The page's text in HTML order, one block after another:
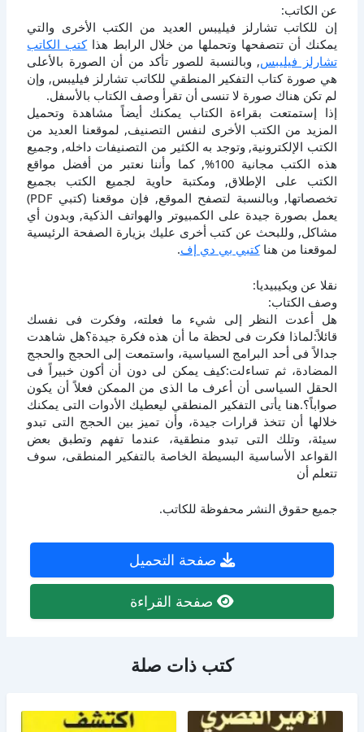
عن الكاتب:
إن للكاتب تشارلز فيليبس العديد من الكتب الأخرى والتي
يمكنك أن تتصفحها وتحملها من خلال الرابط هذاكتب الكاتب
تشارلز فيليبس, وبالنسبة للصور تأكد من أن الصورة بالأعلى
هي صورة كتاب التفكير المنطقي للكاتب تشارلز فيليبس, وإن
لم تكن هناك صورة لا تنسى أن تقرأ وصف الكتاب بالأسفل.
إذا إستمتعت بقراءة الكتاب يمكنك أيضاً مشاهدة وتحميل
المزيد من الكتب الأخرى لنفس التصنيف, لموقعنا العديد من
الكتب الإلكترونية, وتوجد به الكثير من التصنيفات داخله, وجميع
هذه الكتب مجانية 100%, كما وأننا نعتبر من أفضل مواقع
الكتب على الإطلاق, ومكتبة حاوية لجميع الكتب بجميع
تخصصاتها, وبالنسبة لتصفح الموقع, فإن موقعنا (كتبي PDF)
يعمل بصورة جيدة على الكمبيوتر والهواتف الذكية, وبدون أي
مشاكل, وللبحث عن كتب أخرى عليك بزيارة الصفحة الرئيسية
لموقعنا من هناكتبي بي دي إف.
نقلا عن ويكيبيديا:
وصف الكتاب:
هل أعدت النظر إلى شيء ما فعلته، وفكرت فى نفسك
قائلاً:لماذا فكرت فى لحظة ما أن هذه فكرة جيدة؟هل شاهدت
جدالاً فى أحد البرامج السياسية، واستمعت إلى الحجج والحجج
المضادة، ثم تساءلت:كيف يمكن لى دون أن أكون خبيراً فى
الحقل السياسى أن أعرف ما الذى من الممكن فعلاً أن يكون
صواباً؟.هنا يأتى التفكير المنطقي ليعطيك الأدوات التى يمكنك
خلالها أن تتخذ قرارات جيدة، وأن تميز بين الحجج التى تبدو
سيئة، وتلك التى تبدو منطقية، عندما تفهم وتطبق بعض
القواعد الأساسية البسيطة الخاصة بالتفكير المنطقى، سوف
تتعلم أن
جميع حقوق النشر محفوظة للكاتب.
صفحة التحميل
صفحة القراءة
كتب ذات صلة